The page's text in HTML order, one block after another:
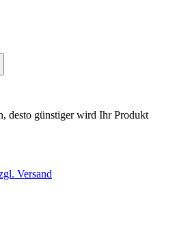
desto günstiger wird Ihr Produkt
Versand